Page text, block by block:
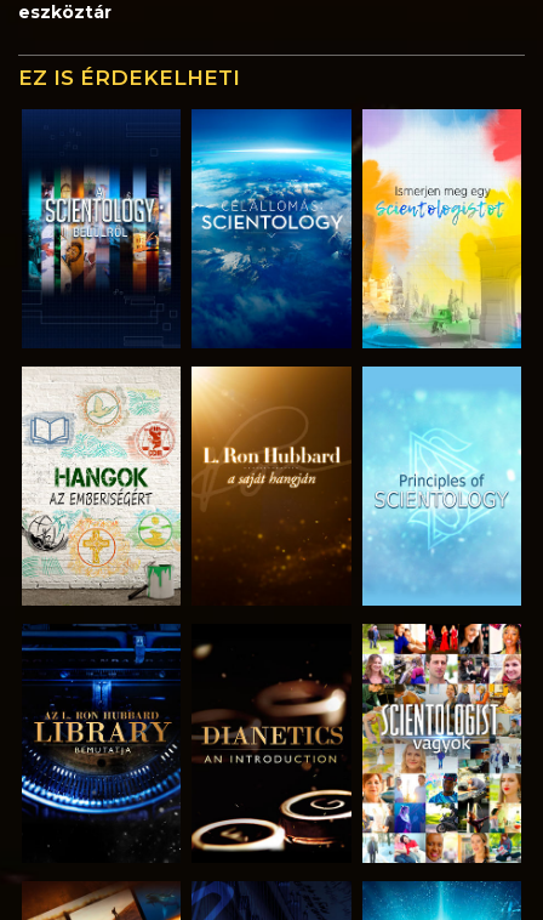
eszköztár
EZ IS ÉRDEKELHETI
A SOROZAT
RÉSZEI
A SOROZAT
RÉSZEI
A SOROZAT
RÉSZEI
A SOROZAT
RÉSZEI
A SOROZAT
RÉSZEI
MŰSORNÉZÉS